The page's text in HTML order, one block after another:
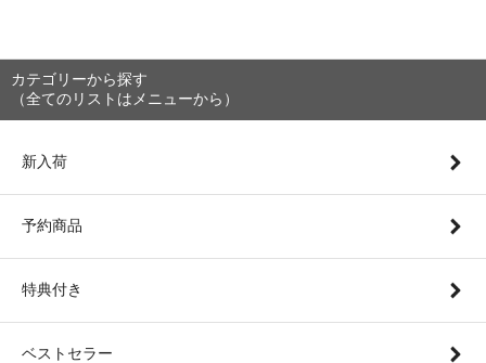
カテゴリーから探す
（全てのリストはメニューから）
新入荷
予約商品
特典付き
ベストセラー